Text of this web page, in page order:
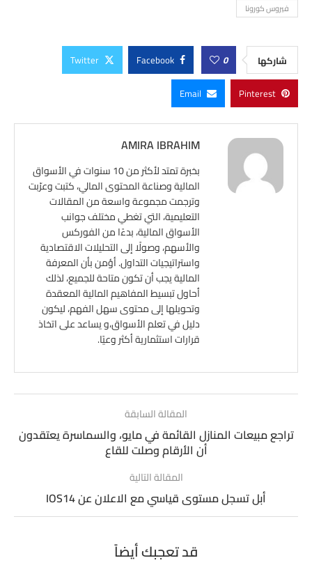
فيروس كورونا
شاركها 0
Facebook
Twitter
Pinterest
Email
AMIRA IBRAHIM
بخبرة تمتد لأكثر من 10 سنوات في الأسواق
المالية وصناعة المحتوى المالي، كتبت وعرّبت
وترجمت مجموعة واسعة من المقالات
التعليمية، التي تغطي مختلف جوانب
الأسواق المالية، بدءًا من الفوركس
والأسهم، وصولًا إلى التحليلات الاقتصادية
واستراتيجيات التداول. أؤمن بأن المعرفة
المالية يجب أن تكون متاحة للجميع، لذلك
أحاول تبسيط المفاهيم المالية المعقدة
وتحويلها إلى محتوى سهل الفهم، ليكون
دليل في تعلم الأسواق،و يساعد على اتخاذ
قرارات استثمارية أكثر وعيًا.
المقالة السابقة
تراجع مبيعات المنازل القائمة في مايو، والسماسرة يعتقدون
أن الأرقام وصلت للقاع
المقالة التالية
أبل تسجل مستوى قياسي مع الاعلان عن IOS14
قد تعجبك أيضاً